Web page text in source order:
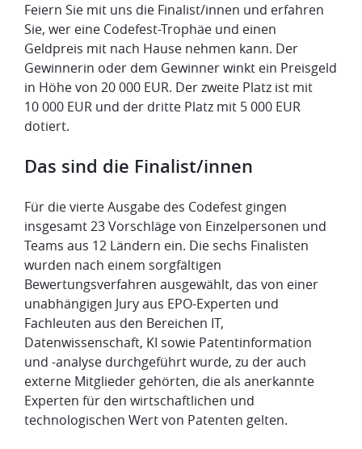
Feiern Sie mit uns die Finalist/innen und erfahren
Sie, wer eine Codefest-Trophäe und einen
Geldpreis mit nach Hause nehmen kann. Der
Gewinnerin oder dem Gewinner winkt ein Preisgeld
in Höhe von 20 000 EUR. Der zweite Platz ist mit
10 000 EUR und der dritte Platz mit 5 000 EUR
dotiert.
Das sind die Finalist/innen
Für die vierte Ausgabe des Codefest gingen
insgesamt 23 Vorschläge von Einzelpersonen und
Teams aus 12 Ländern ein. Die sechs Finalisten
wurden nach einem sorgfältigen
Bewertungsverfahren ausgewählt, das von einer
unabhängigen Jury aus EPO-Experten und
Fachleuten aus den Bereichen IT,
Datenwissenschaft, KI sowie Patentinformation
und -analyse durchgeführt wurde, zu der auch
externe Mitglieder gehörten, die als anerkannte
Experten für den wirtschaftlichen und
technologischen Wert von Patenten gelten.